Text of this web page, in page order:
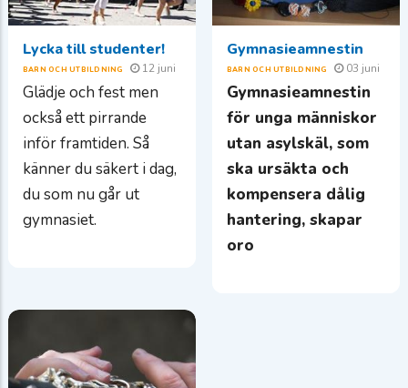
Lycka till studenter!
BARN OCH UTBILDNING 12 juni
Glädje och fest men
också ett pirrande
inför framtiden. Så
känner du säkert i dag,
du som nu går ut
gymnasiet.
Gymnasieamnestin
BARN OCH UTBILDNING 03 juni
Gymnasieamnestin
för unga människor
utan asylskäl, som
ska ursäkta och
kompensera dålig
hantering, skapar
oro